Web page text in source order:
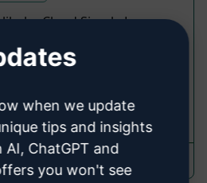
Cloud Simple Log
una query SLS. Non
0
when we update
tips and insights
ChatGPT and
you won't see